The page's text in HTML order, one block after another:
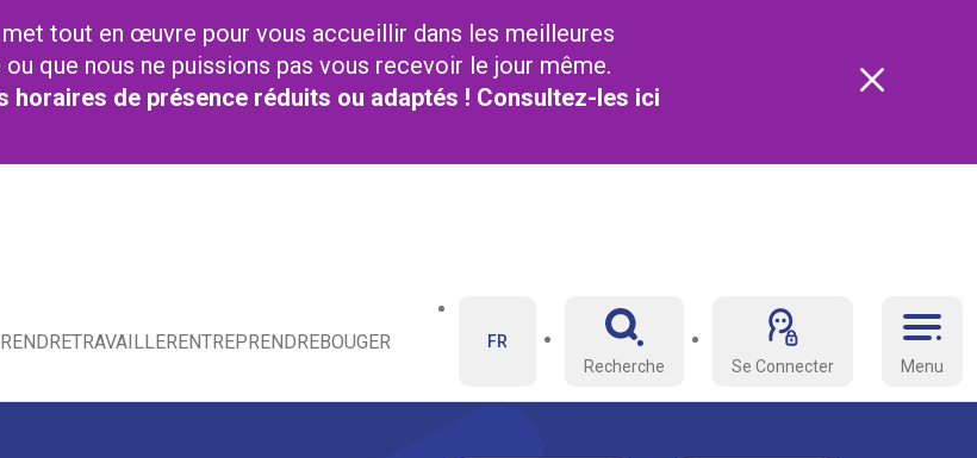
tout en œuvre pour vous accueillir dans les meilleures
que nous ne puissions pas vous recevoir le jour même.
horaires de présence réduits ou adaptés ! Consultez-les ici
TRAVAILLERENTREPRENDREBOUGER
Menu
FR
Recherche
Se Connecter